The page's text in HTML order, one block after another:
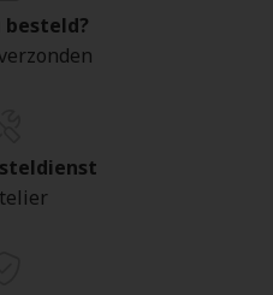
besteld?